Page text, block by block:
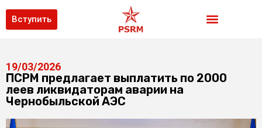
Вступить
19/03/2026
ПСРМ предлагает выплатить по 2000
леев ликвидаторам аварии на
Чернобыльской АЭС